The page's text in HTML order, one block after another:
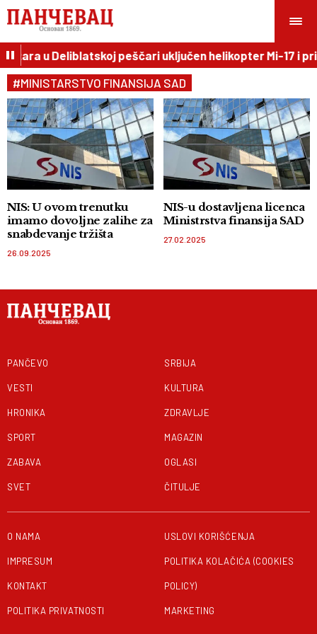
u Deliblatskoj peščari uključen helikopter Mi-17 i
#MINISTARSTVO FINANSIJA SAD
NIS: U ovom trenutku
imamo dovoljne zalihe za
snabdevanje tržišta
26.09.2025
NIS-u dostavljena licenca
Ministrstva finansija SAD
27.02.2025
PANČEVO
VESTI
HRONIKA
SPORT
ZABAVA
SVET
SRBIJA
KULTURA
ZDRAVLJE
MAGAZIN
OGLASI
ČITULJE
O NAMA
IMPRESUM
KONTAKT
POLITIKA PRIVATNOSTI
USLOVI KORIŠĆENJA
POLITIKA KOLAČIĆA (COOKIES
POLICY)
MARKETING